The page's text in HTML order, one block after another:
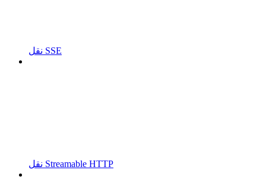
نقل SSE
نقل Streamable HTTP